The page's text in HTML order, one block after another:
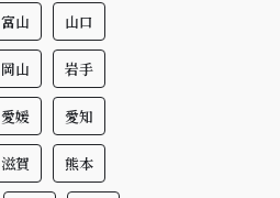
富山 山口
岡山 岩手
愛媛 愛知
滋賀 熊本